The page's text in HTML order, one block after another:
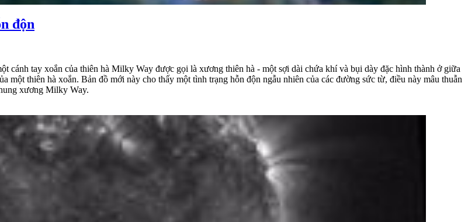
độn
cánh tay xoắn của thiên hà Milky Way được gọi là xương thiên hà - một sợi dài chứa khí và bụi dày đặc hình thành ở giữa
một thiên hà xoắn. Bản đồ mới này cho thấy một tình trạng hỗn độn ngẫu nhiên của các đường sức từ, điều này mâu thuẫn
xương Milky Way.